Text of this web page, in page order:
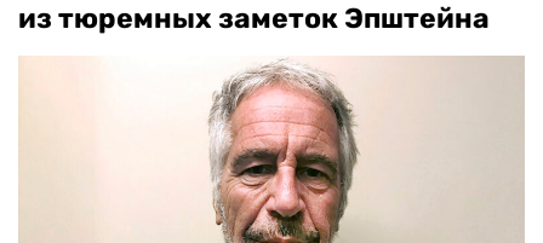
из тюремных заметок Эпштейна